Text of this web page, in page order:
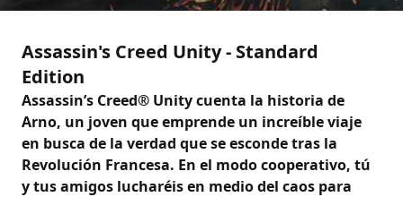
Assassin's Creed Unity - Standard
Edition
Assassin’s Creed® Unity cuenta la historia de
Arno, un joven que emprende un increíble viaje
en busca de la verdad que se esconde tras la
Revolución Francesa. En el modo cooperativo, tú
y tus amigos lucharéis en medio del caos para